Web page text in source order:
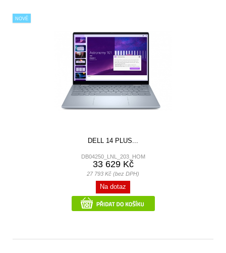
NOVÉ
DELL 14 PLUS...
DB04250_LNL_203_HOM
33 629 Kč
27 793 Kč (bez DPH)
Na dotaz